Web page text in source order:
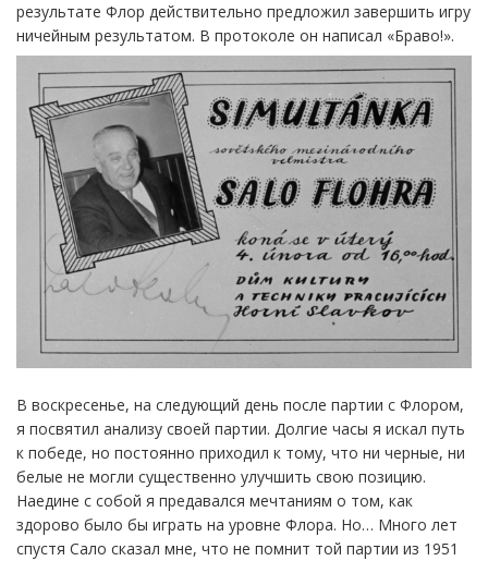
результате Флор действительно предложил завершить игру
ничейным результатом. В протоколе он написал «Браво!».
В воскресенье, на следующий день после партии с Флором,
я посвятил анализу своей партии. Долгие часы я искал путь
к победе, но постоянно приходил к тому, что ни черные, ни
белые не могли существенно улучшить свою позицию.
Наедине с собой я предавался мечтаниям о том, как
здорово было бы играть на уровне Флора. Но… Много лет
спустя Сало сказал мне, что не помнит той партии из 1951